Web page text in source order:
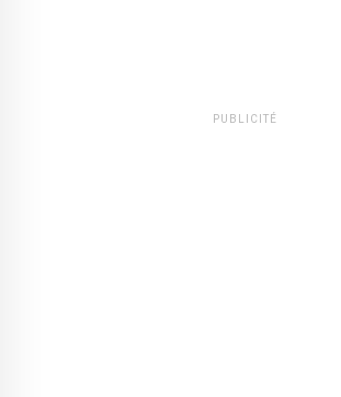
PUBLICITÉ